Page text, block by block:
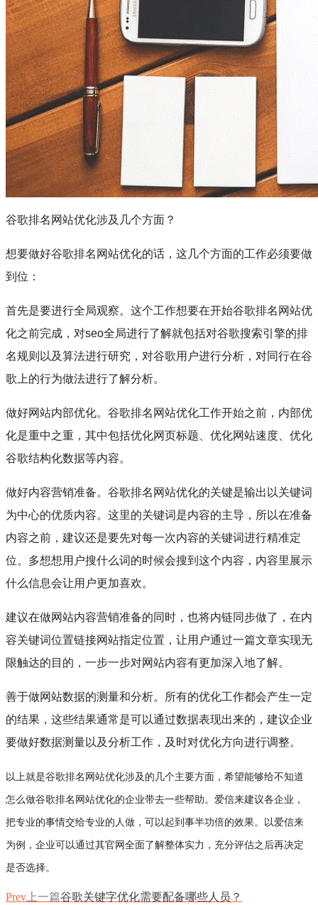
谷歌排名网站优化涉及几个方面？
想要做好谷歌排名网站优化的话，这几个方面的工作必须要做
到位：
首先是要进行全局观察。这个工作想要在开始谷歌排名网站优
化之前完成，对seo全局进行了解就包括对谷歌搜索引擎的排
名规则以及算法进行研究，对谷歌用户进行分析，对同行在谷
歌上的行为做法进行了解分析。
做好网站内部优化。谷歌排名网站优化工作开始之前，内部优
化是重中之重，其中包括优化网页标题、优化网站速度、优化
谷歌结构化数据等内容。
做好内容营销准备。谷歌排名网站优化的关键是输出以关键词
为中心的优质内容。这里的关键词是内容的主导，所以在准备
内容之前，建议还是要先对每一次内容的关键词进行精准定
位。多想想用户搜什么词的时候会搜到这个内容，内容里展示
什么信息会让用户更加喜欢。
建议在做网站内容营销准备的同时，也将内链同步做了，在内
容关键词位置链接网站指定位置，让用户通过一篇文章实现无
限触达的目的，一步一步对网站内容有更加深入地了解。
善于做网站数据的测量和分析。所有的优化工作都会产生一定
的结果，这些结果通常是可以通过数据表现出来的，建议企业
要做好数据测量以及分析工作，及时对优化方向进行调整。
以上就是谷歌排名网站优化涉及的几个主要方面，希望能够给不知道
怎么做谷歌排名网站优化的企业带去一些帮助。爱信来建议各企业，
把专业的事情交给专业的人做，可以起到事半功倍的效果。以爱信来
为例，企业可以通过其官网全面了解整体实力，充分评估之后再决定
是否选择。
Prev 上一篇谷歌关键字优化需要配备哪些人员？